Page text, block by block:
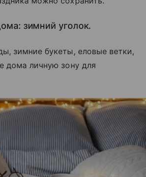
зимний уголок.
зимние букеты, еловые ветки,
дома личную зону для